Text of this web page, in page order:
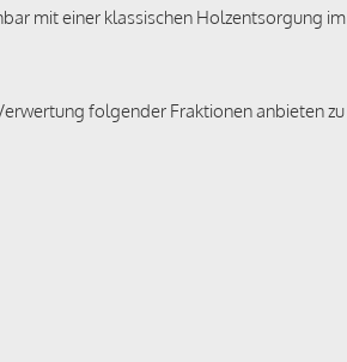
mit einer klassischen Holzentsorgung im
folgender Fraktionen anbieten zu